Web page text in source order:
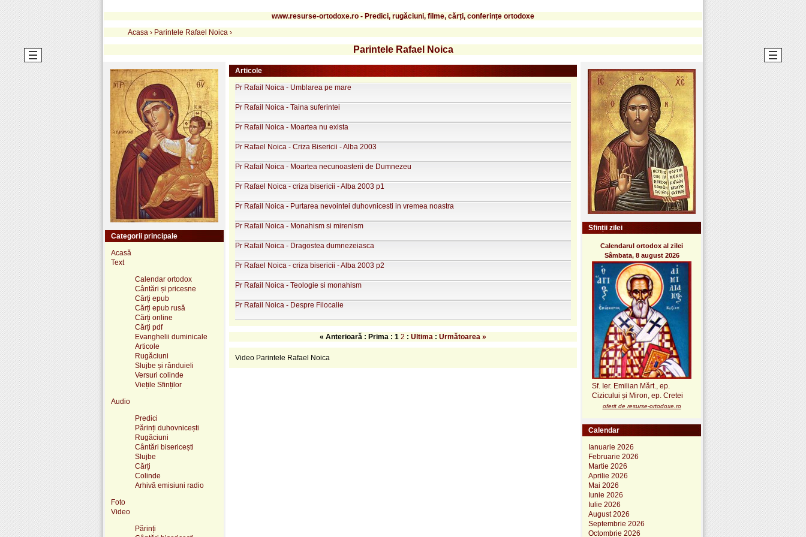
www.resurse-ortodoxe.ro - Predici, rugăciuni, filme, cărți, conferințe ortodoxe
Acasa › Parintele Rafael Noica ›
Parintele Rafael Noica
Categorii principale
Acasă
Text
Calendar ortodox
Cântări și pricesne
Cărți epub
Cărți epub rusă
Cărți online
Cărți pdf
Evanghelii duminicale
Articole
Rugăciuni
Slujbe și rânduieli
Versuri colinde
Viețile Sfinților
Audio
Predici
Părinți duhovnicești
Rugăciuni
Cântări bisericești
Slujbe
Cărți
Colinde
Arhivă emisiuni radio
Foto
Video
Părinți
Articole
Pr Rafail Noica - Umblarea pe mare
Pr Rafail Noica - Taina suferintei
Pr Rafail Noica - Moartea nu exista
Pr Rafael Noica - Criza Bisericii - Alba 2003
Pr Rafail Noica - Moartea necunoasterii de Dumnezeu
Pr Rafael Noica - criza bisericii - Alba 2003 p1
Pr Rafail Noica - Purtarea nevointei duhovnicesti in vremea noastra
Pr Rafail Noica - Monahism si mirenism
Pr Rafail Noica - Dragostea dumnezeiasca
Pr Rafael Noica - criza bisericii - Alba 2003 p2
Pr Rafail Noica - Teologie si monahism
Pr Rafail Noica - Despre Filocalie
« Anterioară : Prima : 1 2 : Ultima : Următoarea »
Video Parintele Rafael Noica
Sfinții zilei
Calendarul ortodox al zilei
Sâmbata, 8 august 2026
Sf. Ier. Emilian Mărt., ep.
Cizicului și Miron, ep. Cretei
oferit de resurse-ortodoxe.ro
Calendar
Ianuarie 2026
Februarie 2026
Martie 2026
Aprilie 2026
Mai 2026
Iunie 2026
Iulie 2026
August 2026
Septembrie 2026
Octombrie 2026